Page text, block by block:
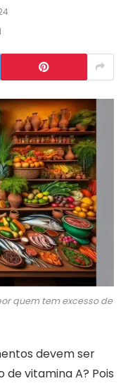
quem tem excesso de
devem ser
vitamina A? Pois